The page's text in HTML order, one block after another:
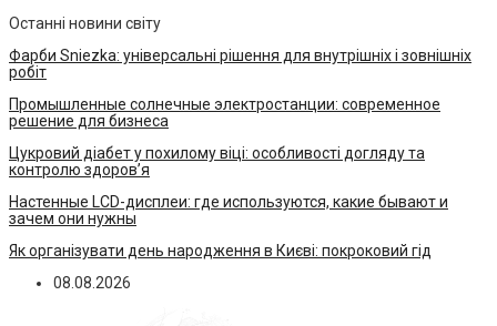
Останні новини світу
Фарби Sniezka: універсальні рішення для внутрішніх і зовнішніх
робіт
Промышленные солнечные электростанции: современное
решение для бизнеса
Цукровий діабет у похилому віці: особливості догляду та
контролю здоров’я
Настенные LCD-дисплеи: где используются, какие бывают и
зачем они нужны
Як організувати день народження в Києві: покроковий гід
08.08.2026